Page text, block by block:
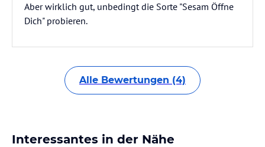
Aber wirklich gut, unbedingt die Sorte "Sesam Öffne
Dich" probieren.
Alle Bewertungen (4)
Interessantes in der Nähe